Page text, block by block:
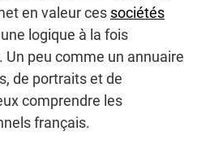
en valeur ces sociétés
logique à la fois
peu comme un annuaire
de portraits et de
comprendre les
français.